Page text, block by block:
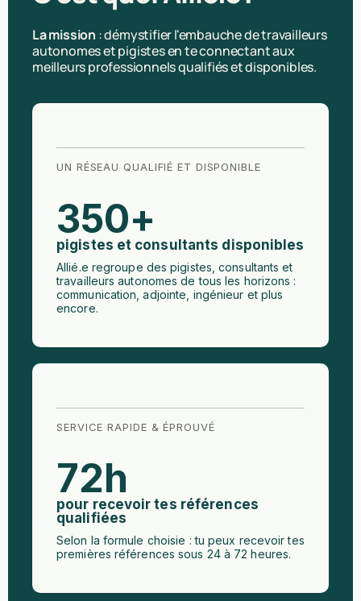
La mission : démystifier l'embauche de travailleurs
autonomes et pigistes en te connectant aux
meilleurs professionnels qualifiés et disponibles.
UN RÉSEAU QUALIFIÉ ET DISPONIBLE
350+
pigistes et consultants disponibles
Allié.e regroupe des pigistes, consultants et
travailleurs autonomes de tous les horizons :
communication, adjointe, ingénieur et plus
encore.
SERVICE RAPIDE & ÉPROUVÉ
72h
pour recevoir tes références
qualifiées
Selon la formule choisie : tu peux recevoir tes
premières références sous 24 à 72 heures.